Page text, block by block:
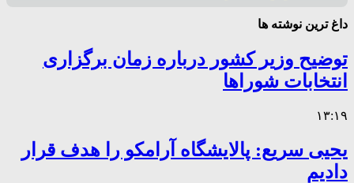
داغ ترین نوشته ها
توضیح وزیر کشور درباره زمان برگزاری
انتخابات شوراها
۱۳:۱۹
یحیی سریع: پالایشگاه آرامکو را هدف قرار
دادیم